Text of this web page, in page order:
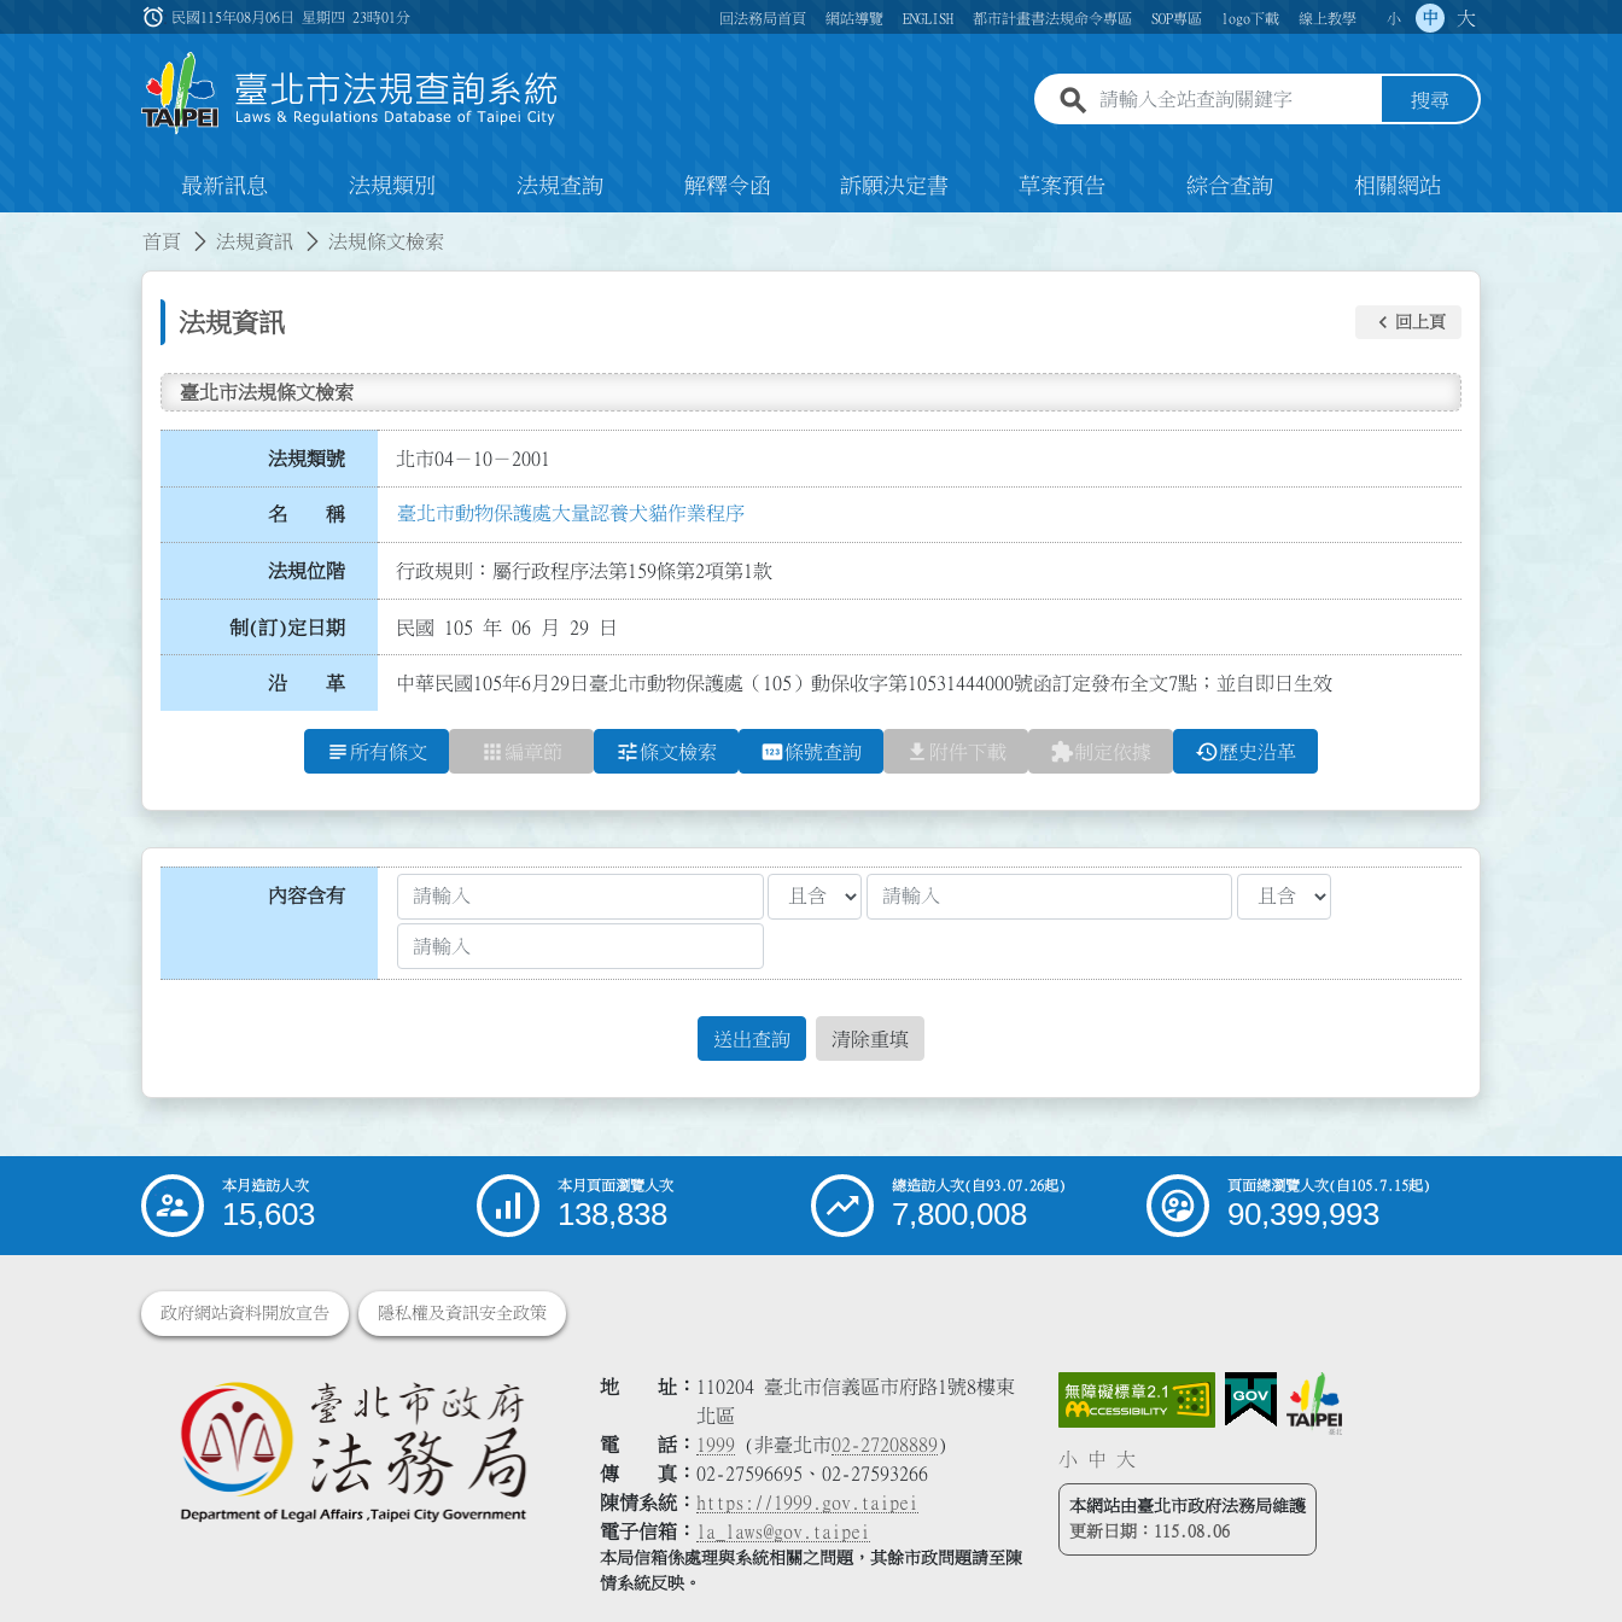
:::
alarm 民國115年08月06日 星期四23時01分 回法務局首頁 網站導覽 ENGLISH 都市計畫書法規命令專區 SOP專區 logo下載 線上教學 小 中 大
全站查詢關鍵字欄位 搜尋
最新訊息 法規類別 法規查詢 解釋令函 訴願決定書 草案預告 綜合查詢 相關網站
首頁 法規資訊 法規條文檢索
法規資訊 keyboard_arrow_left 回上頁
臺北市法規條文檢索
法規類號 北市04－10－2001
名 稱 臺北市動物保護處大量認養犬貓作業程序
法規位階 行政規則：屬行政程序法第159條第2項第1款
制(訂)定日期 民國 105 年 06 月 29 日
沿 革 中華民國105年6月29日臺北市動物保護處（105）動保收字第10531444000號函訂定發布全文7點；並自即日生效
subject 所有條文 apps 編章節 tune條文檢索 pin條號查詢 file_download 附件下載 extension制定依據 history歷史沿革
內容含有
送出查詢 清除重填
::: 本月造訪人次
15,603
本月頁面瀏覽人次
138,838
總造訪人次(自93.07.26起)
7,800,008
頁面總瀏覽人次(自105.7.15起)
90,399,993
政府網站資料開放宣告 隱私權及資訊安全政策
地 址
110204 臺北市信義區市府路1號8樓東
北區
電 話
1999 (非臺北市02-27208889)
傳 真
02-27596695、02-27593266
陳情系統
https://1999.gov.taipei
電子信箱
la_laws@gov.taipei
本局信箱係處理與系統相關之問題，其餘市政問題請至陳
情系統反映。
小 中 大
本網站由臺北市政府法務局維護
更新日期： 115.08.06